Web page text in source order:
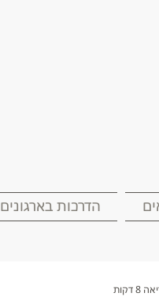
הדרכות בארגונים
דקות